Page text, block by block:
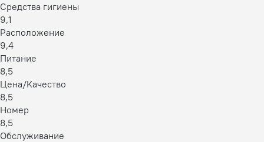
Средства гигиены
9,1
Расположение
9,4
Питание
8,5
Цена/Качество
8,5
Номер
8,5
Обслуживание